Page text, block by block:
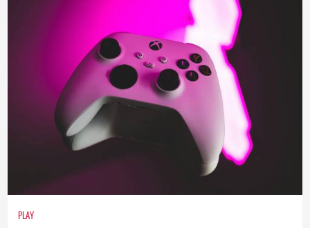
PLAY